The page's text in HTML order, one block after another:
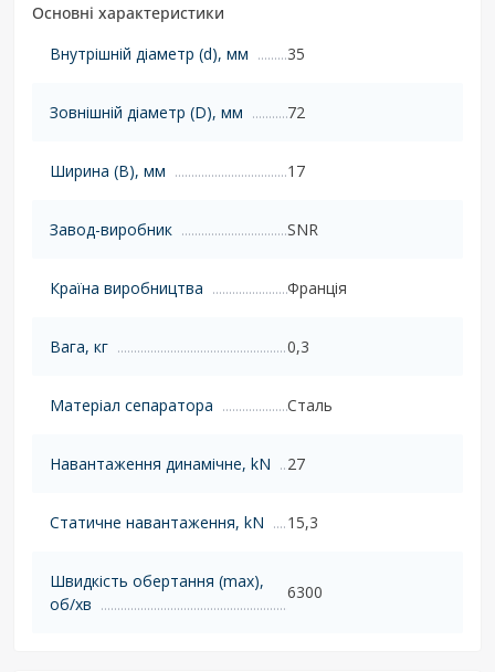
Основні характеристики
Внутрішній діаметр (d), мм
35
Зовнішній діаметр (D), мм 72
Ширина (B), мм 17
Завод-виробник SNR
Країна виробництва Франція
Вага, кг 0,3
Матеріал сепаратора Сталь
Навантаження динамічне, kN 27
Статичне навантаження, kN 15,3
Швидкість обертання (max),
об/хв
6300